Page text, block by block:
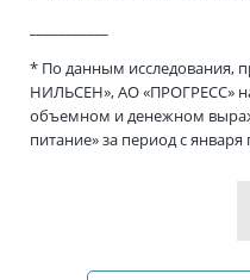
* По данным исследования,
НИЛЬСЕН», АО «ПРОГРЕСС»
объемном и денежном
питание» за период с января